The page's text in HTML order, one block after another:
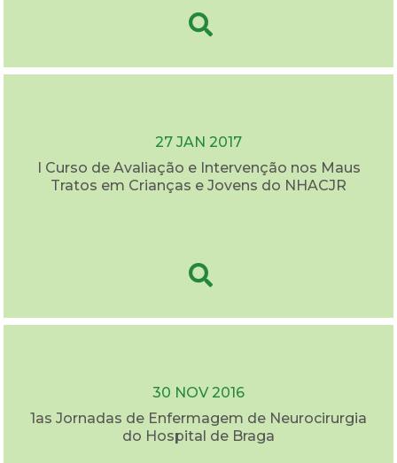
27 JAN 2017
I Curso de Avaliação e Intervenção nos Maus
Tratos em Crianças e Jovens do NHACJR
30 NOV 2016
1as Jornadas de Enfermagem de Neurocirurgia
do Hospital de Braga